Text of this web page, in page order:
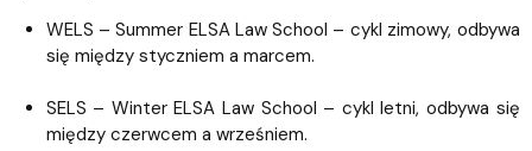
WELS – Summer ELSA Law School – cykl zimowy, odbywa
się między styczniem a marcem.
SELS – Winter ELSA Law School – cykl letni, odbywa się
między czerwcem a wrześniem.